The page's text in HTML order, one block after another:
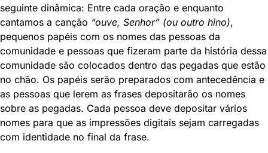
seguinte dinâmica: Entre cada oração e enquanto
cantamos a canção “ouve, Senhor” (ou outro hino),
pequenos papéis com os nomes das pessoas da
comunidade e pessoas que fizeram parte da história dessa
comunidade são colocados dentro das pegadas que estão
no chão. Os papéis serão preparados com antecedência e
as pessoas que lerem as frases depositarão os nomes
sobre as pegadas. Cada pessoa deve depositar vários
nomes para que as impressões digitais sejam carregadas
com identidade no final da frase.